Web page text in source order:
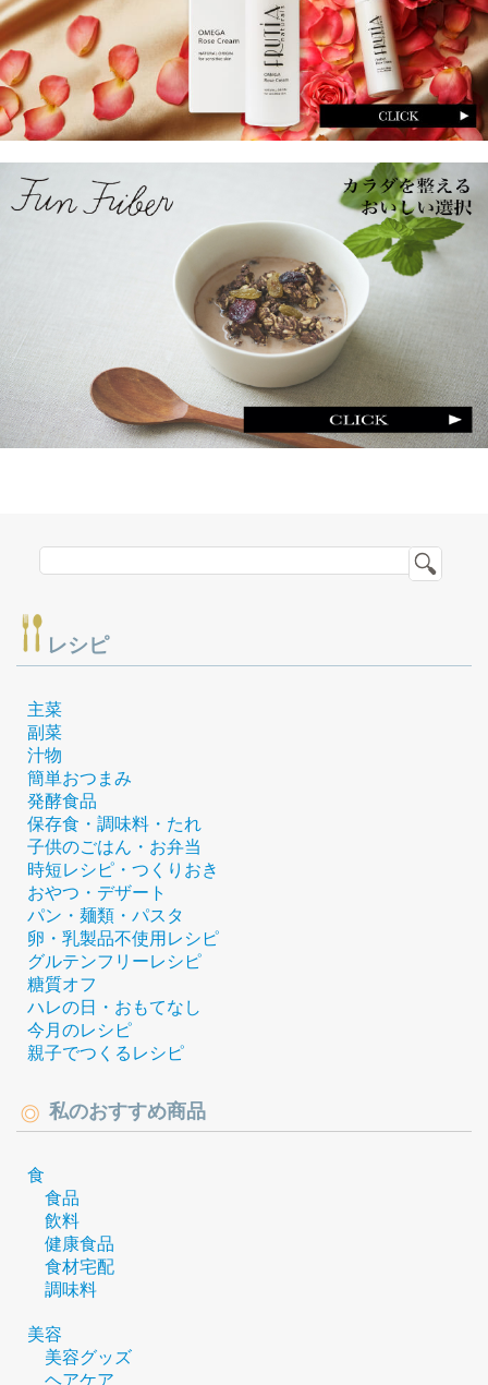
レシピ
主菜
副菜
汁物
簡単おつまみ
発酵食品
保存食・調味料・たれ
子供のごはん・お弁当
時短レシピ・つくりおき
おやつ・デザート
パン・麺類・パスタ
卵・乳製品不使用レシピ
グルテンフリーレシピ
糖質オフ
ハレの日・おもてなし
今月のレシピ
親子でつくるレシピ
私のおすすめ商品
食
食品
飲料
健康食品
食材宅配
調味料
美容
美容グッズ
ヘアケア